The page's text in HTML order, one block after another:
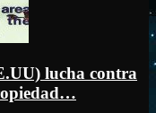
lucha contra